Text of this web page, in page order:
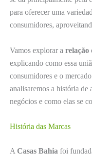
para oferecer uma
consumidores,
Vamos explorar a relação
explicando como essa
consumidores e o
analisaremos a história de
negócios e como elas se
História das Marcas
ACasas Bahia foi